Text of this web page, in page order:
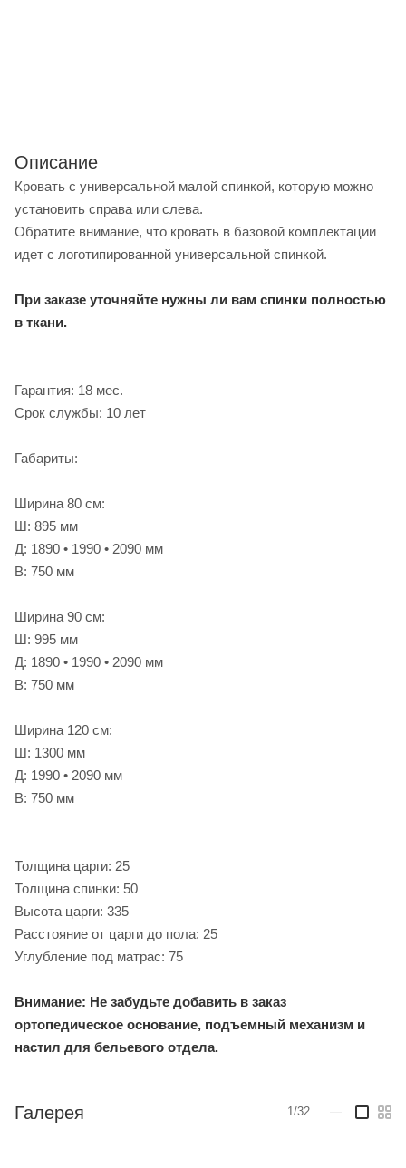
Описание
Кровать с универсальной малой спинкой, которую можно
установить справа или слева.
Обратите внимание, что кровать в базовой комплектации
идет с логотипированной универсальной спинкой.
При заказе уточняйте нужны ли вам спинки полностью
в ткани.
Гарантия: 18 мес.
Срок службы: 10 лет
Габариты:
Ширина 80 см:
Ш: 895 мм
Д: 1890 • 1990 • 2090 мм
В: 750 мм
Ширина 90 см:
Ш: 995 мм
Д: 1890 • 1990 • 2090 мм
В: 750 мм
Ширина 120 см:
Ш: 1300 мм
Д: 1990 • 2090 мм
В: 750 мм
Толщина царги: 25
Толщина спинки: 50
Высота царги: 335
Расстояние от царги до пола: 25
Углубление под матрас: 75
Внимание: Не забудьте добавить в заказ
ортопедическое основание, подъемный механизм и
настил для бельевого отдела.
Галерея 1/32